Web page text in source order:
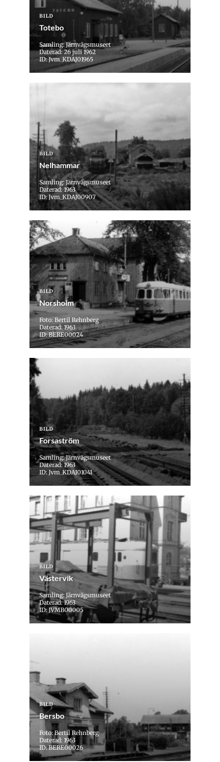
BILD
Totebo
Samling: Järnvägsmuseet
Daterad: 26 juli 1962
ID: Jvm_KDAJ01965
BILD
Nelhammar
Samling: Järnvägsmuseet
Daterad: 1963
ID: Jvm_KDAJ00907
BILD
Norsholm
Foto: Bertil Rehnberg
Daterad: 1963
ID: BERE00024
BILD
Forsaström
Samling: Järnvägsmuseet
Daterad: 1963
ID: Jvm_KDAJ01041
BILD
Västervik
Samling: Järnvägsmuseet
Daterad: 1963
ID: JVMB00005
BILD
Bersbo
Foto: Bertil Rehnberg
Daterad: 1963
ID: BERE00026